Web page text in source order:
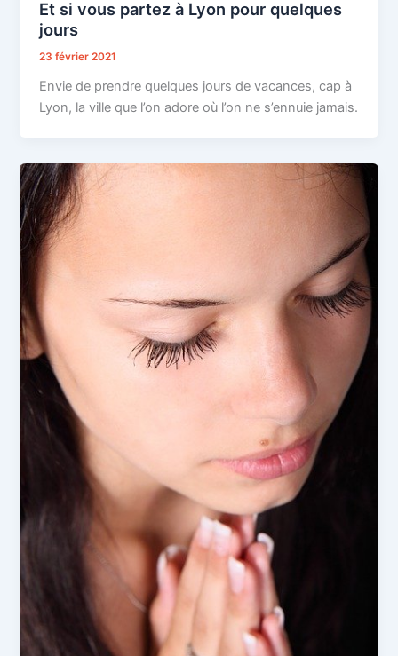
Et si vous partez à Lyon pour quelques
jours
23 février 2021
Envie de prendre quelques jours de vacances, cap à
Lyon, la ville que l’on adore où l’on ne s’ennuie jamais.